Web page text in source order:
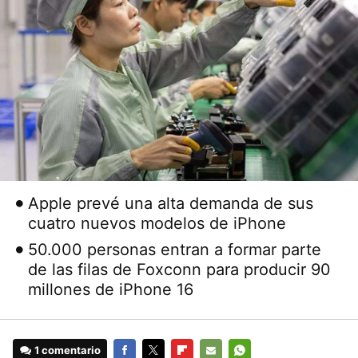
Apple prevé una alta demanda de sus
cuatro nuevos modelos de iPhone
50.000 personas entran a formar parte
de las filas de Foxconn para producir 90
millones de iPhone 16
1 comentario